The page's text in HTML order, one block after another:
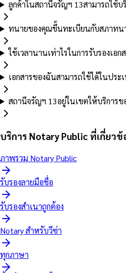
ลูกค้าในสถานีจรัญฯ 13สามารถใช้
ทนายของคุณขึ้นทะเบียนกับสภาทน
ใช้เวลานานเท่าไรในการรับรองเอก
เอกสารของฉันสามารถใช้ได้ในประ
สถานีจรัญฯ 13อยู่ในเขตให้บริการ
บริการ Notary Public ที่เกี่ยวข้
ภาพรวม Notary Public
รับรองลายมือชื่อ
รับรองสำเนาถูกต้อง
Notary สำหรับวีซ่า
ทุกภาษา